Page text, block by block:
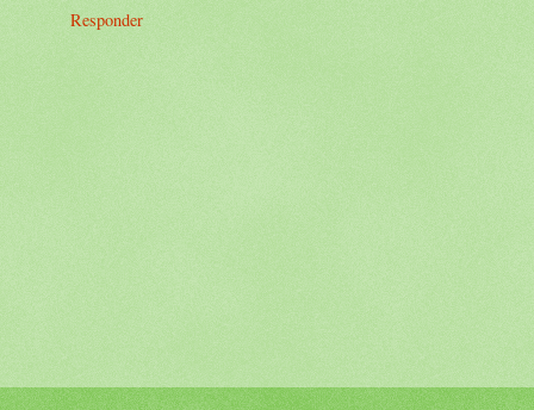
Responder